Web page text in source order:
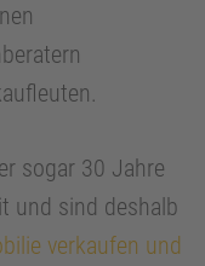
sogar 30 Jahre
und sind deshalb
verkaufen und